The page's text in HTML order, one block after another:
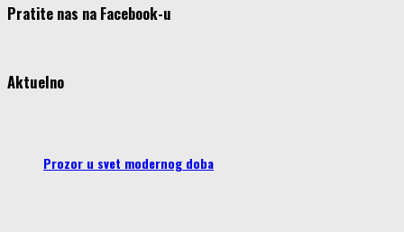
Pratite nas na Facebook-u
Aktuelno
Prozor u svet modernog doba